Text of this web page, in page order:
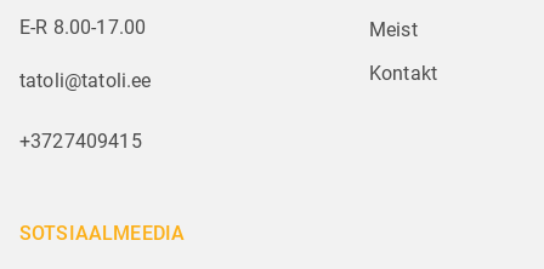
E-R 8.00-17.00
tatoli@tatoli.ee
+3727409415
Meist
Kontakt
SOTSIAALMEEDIA